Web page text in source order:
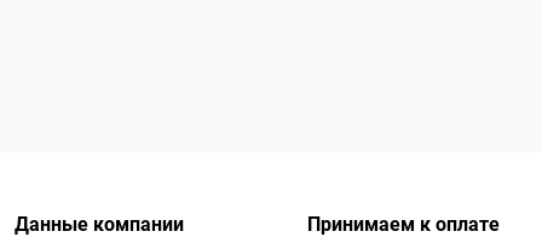
Данные компании Принимаем к оплате